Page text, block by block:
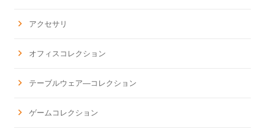
アクセサリ
オフィスコレクション
テーブルウェア―コレクション
ゲームコレクション